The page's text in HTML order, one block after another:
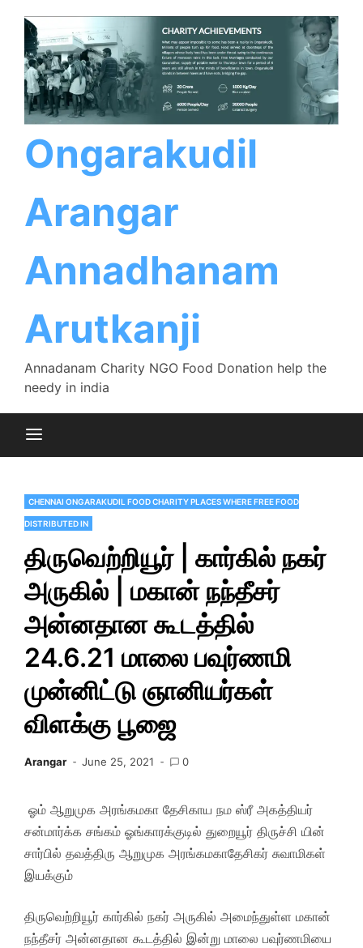
Ongarakudil
Arangar
Annadhanam
Arutkanji
Annadanam Charity NGO Food Donation help the
needy in india
CHENNAI ONGARAKUDIL FOOD CHARITY PLACES WHERE FREE FOOD
DISTRIBUTED IN
திருவெற்றியூர் | கார்கில் நகர்
அருகில் | மகான் நந்தீசர்
அன்னதான கூடத்தில்
24.6.21 மாலை பவுர்ணமி
முன்னிட்டு ஞானியர்கள்
விளக்கு பூஜை
Arangar June 25, 2021 0
ஓம் ஆறுமுக அரங்கமகா தேசிகாய நம ஸ்ரீ அகத்தியர்
சன்மார்க்க சங்கம் ஓங்காரக்குடில் துறையூர் திருச்சி யின்
சார்பில் தவத்திரு ஆறுமுக அரங்கமகாதேசிகர் சுவாமிகள்
இயக்கும்
திருவெற்றியூர் கார்கில் நகர் அருகில் அமைந்துள்ள மகான்
நந்தீசர் அன்னதான கூடத்தில் இன்று மாலை பவுர்ணமியை